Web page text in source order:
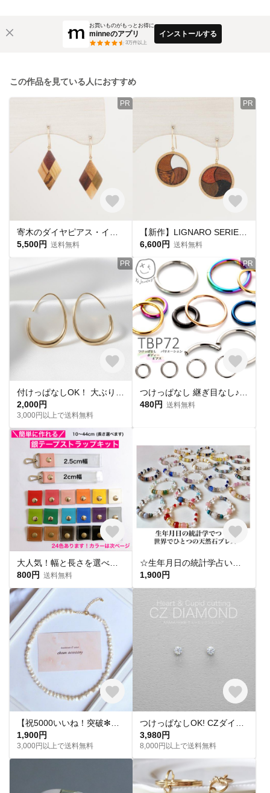
お買いものがもっとお得に
minneのアプリ
3万件以上
インストールする
この作品を見ている人におすすめ
PR
5,500円 送料無料
PR
6,600円 送料無料
PR
2,000円
3,000円以上で送料無料
PR
480円 送料無料
800円 送料無料
1,900円
1,900円
3,000円以上で送料無料
3,980円
8,000円以上で送料無料